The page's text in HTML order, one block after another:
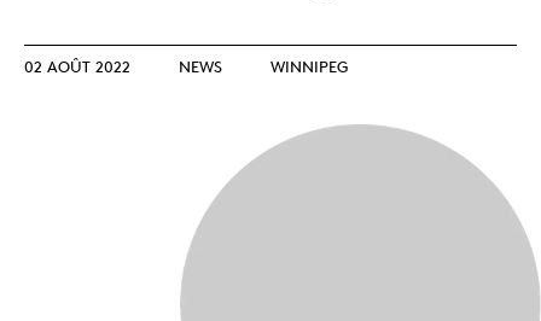
02 AOÛT 2022 NEWS WINNIPEG